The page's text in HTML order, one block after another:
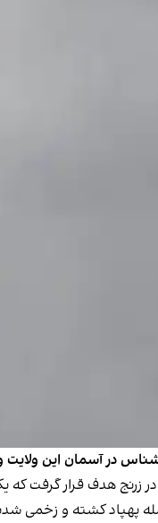
در آسمان این
در زرنج هدف قرار
کشته و زخمی شدند